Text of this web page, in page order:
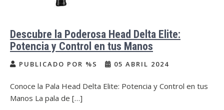
Descubre la Poderosa Head Delta Elite:
Potencia y Control en tus Manos
PUBLICADO POR %S 05 ABRIL 2024
Conoce la Pala Head Delta Elite: Potencia y Control en tus
Manos La pala de […]